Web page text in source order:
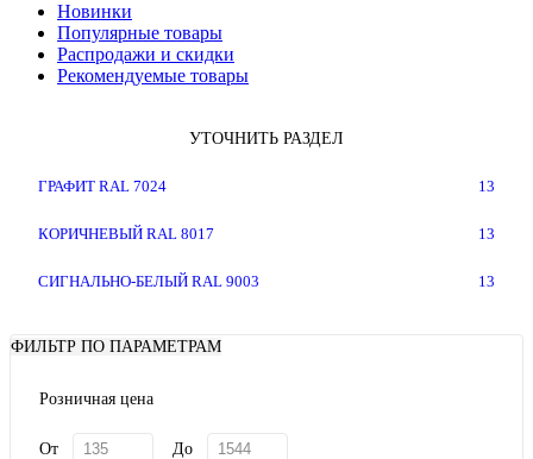
Новинки
Популярные товары
Распродажи и скидки
Рекомендуемые товары
УТОЧНИТЬ РАЗДЕЛ
ГРАФИТ RAL 7024 13
КОРИЧНЕВЫЙ RAL 8017 13
СИГНАЛЬНО-БЕЛЫЙ RAL 9003 13
ФИЛЬТР ПО ПАРАМЕТРАМ
Розничная цена
От До